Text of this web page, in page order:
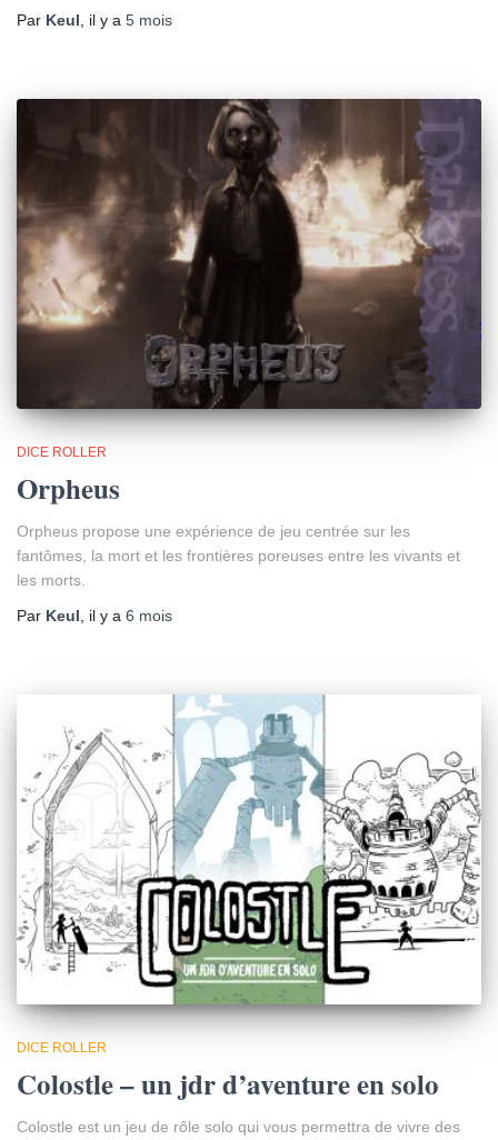
Par Keul, il y a 5 mois
DICE ROLLER
Orpheus
Orpheus propose une expérience de jeu centrée sur les
fantômes, la mort et les frontières poreuses entre les vivants et
les morts.
Par Keul , il y a 6 mois
DICE ROLLER
Colostle – un jdr d’aventure en solo
Colostle est un jeu de rôle solo qui vous permettra de vivre des